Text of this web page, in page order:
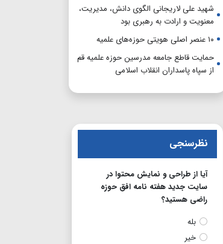
شهید علی لاریجانی الگوی دانش، مدیریت،
معنویت و ارادت به رهبری بود
۱۰ عنصر اصلی هویتی حوزه‌های علمیه
حمایت قاطع جامعه مدرسین حوزه علمیه قم
از سپاه پاسداران انقلاب اسلامی
نظرسنجی
آیا از طراحی و نمایش محتوا در
سایت جدید هفته نامه افق حوزه
راضی هستید؟
بله
خیر